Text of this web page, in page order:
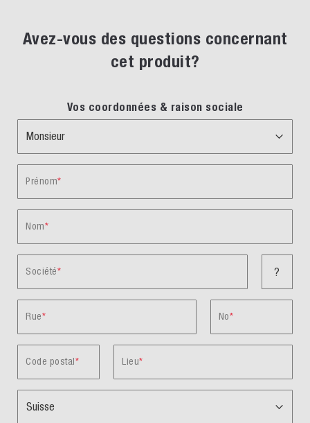
Avez-vous des questions concernant
cet produit?
Vos coordonnées & raison sociale
Prénom
Nom
Société ?
Rue No
Code postal Lieu